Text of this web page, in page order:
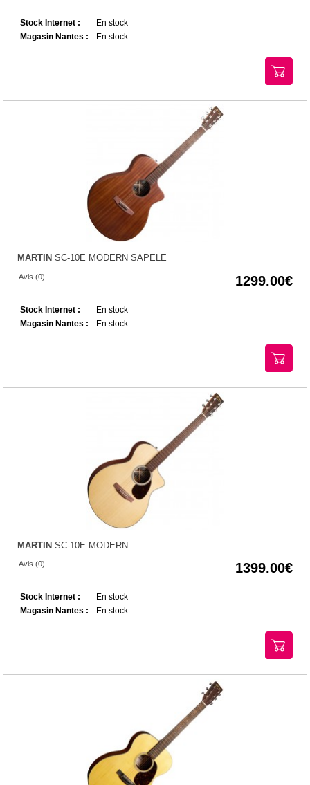
Stock Internet :
En stock
Magasin Nantes :
En stock
MARTIN SC-10E MODERN SAPELE
Avis (0) 1299.00
Stock Internet :
En stock
Magasin Nantes :
En stock
MARTIN SC-10E MODERN
Avis (0) 1399.00
Stock Internet :
En stock
Magasin Nantes :
En stock